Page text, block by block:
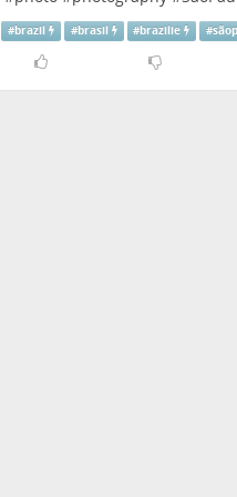
#brazil #brasil #brazilie #